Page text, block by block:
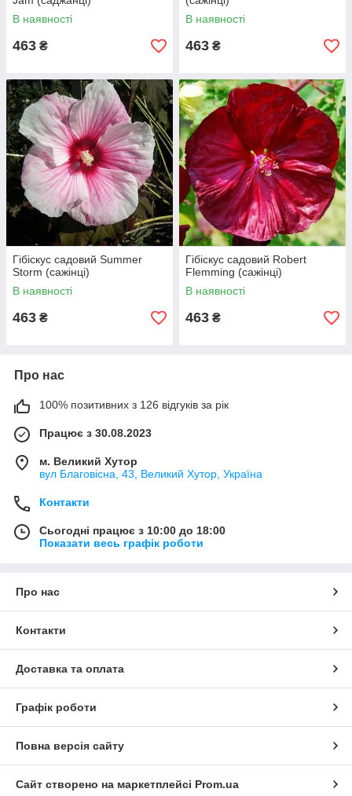
В наявності
463 ₴
В наявності
463 ₴
Гібіскус садовий Summer
Storm (сажінці)
В наявності
463 ₴
Гібіскус садовий Robert
Flemming (сажінці)
В наявності
463 ₴
Про нас
100% позитивних з 126 відгуків за рік
Працює з 30.08.2023
м. Великий Хутор
вул Благовісна, 43, Великий Хутор, Україна
Контакти
Сьогодні працює з 10:00 до 18:00
Показати весь графік роботи
Про нас
Контакти
Доставка та оплата
Графік роботи
Повна версія сайту
Сайт створено на маркетплейсі Prom.ua